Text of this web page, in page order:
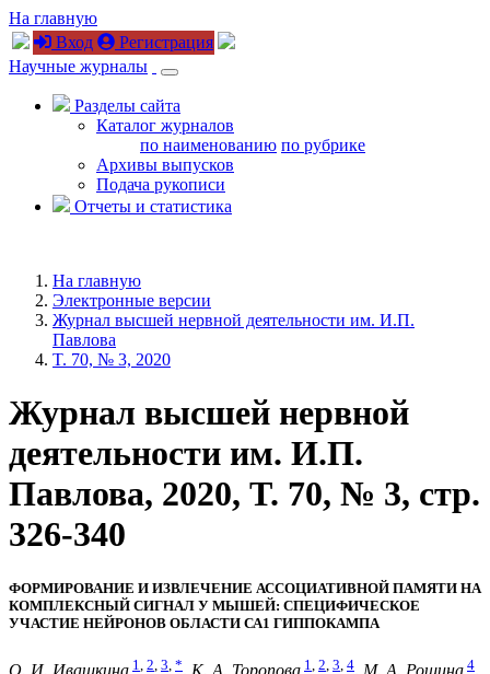
На главную
Вход
Регистрация
Научные журналы
Разделы сайта
Каталог журналов
по наименованию по рубрике
Архивы выпусков
Подача рукописи
Отчеты и статистика
На главную
Электронные версии
Журнал высшей нервной деятельности им. И.П.
Павлова
T. 70, № 3, 2020
Журнал высшей нервной
деятельности им. И.П.
Павлова, 2020, T. 70, № 3, стр.
326-340
ФОРМИРОВАНИЕ И ИЗВЛЕЧЕНИЕ АССОЦИАТИВНОЙ ПАМЯТИ НА
КОМПЛЕКСНЫЙ СИГНАЛ У МЫШЕЙ: СПЕЦИФИЧЕСКОЕ
УЧАСТИЕ НЕЙРОНОВ ОБЛАСТИ СА1 ГИППОКАМПА
1 2 3 * 1 2 3 4 4